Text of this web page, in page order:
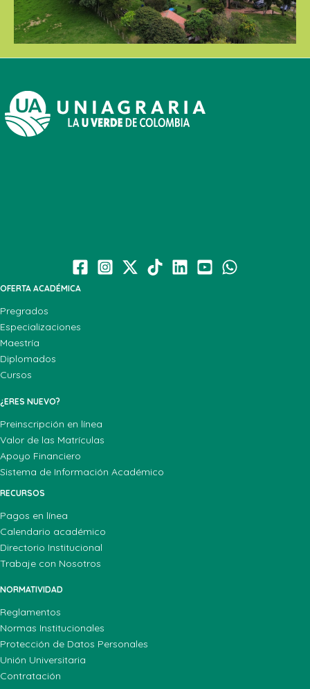
OFERTA ACADÉMICA
Pregrados
Especializaciones
Maestría
Diplomados
Cursos
¿ERES NUEVO?
Preinscripción en línea
Valor de las Matrículas
Apoyo Financiero
Sistema de Información Académico
RECURSOS
Pagos en línea
Calendario académico
Directorio Institucional
Trabaje con Nosotros
NORMATIVIDAD
Reglamentos
Normas Institucionales
Protección de Datos Personales
Unión Universitaria
Contratación